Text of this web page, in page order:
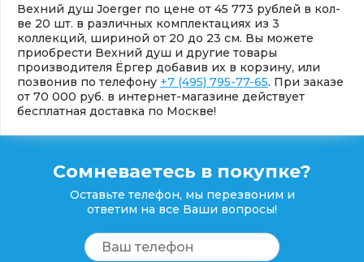
Вехний душ Joerger по цене от 45 773 рублей в кол-
ве 20 шт. в различных комплектациях из 3
коллекций, шириной от 20 до 23 см. Вы можете
приобрести Вехний душ и другие товары
производителя Ёргер добавив их в корзину, или
позвонив по телефону +7 (495) 795-77-65. При заказе
от 70 000 руб. в интернет-магазине действует
бесплатная доставка по Москве!
Сомневаетесь в покупке?
Оставьте телефон, мы перезвоним и
ответим на все Ваши вопросы!